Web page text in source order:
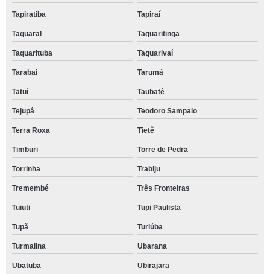
Tapiratiba Tapiraí
Taquaral Taquaritinga
Taquarituba Taquarivaí
Tarabai Tarumã
Tatuí Taubaté
Tejupá Teodoro Sampaio
Terra Roxa Tietê
Timburi Torre de Pedra
Torrinha Trabiju
Tremembé Três Fronteiras
Tuiuti Tupi Paulista
Tupã Turiúba
Turmalina Ubarana
Ubatuba Ubirajara